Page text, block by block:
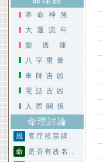
本命神煞
大運流年
樂透運
八字重量
車牌吉凶
電話吉凶
人際關係
命理討論
風
客厅祖宗牌..
命
是否有改名..